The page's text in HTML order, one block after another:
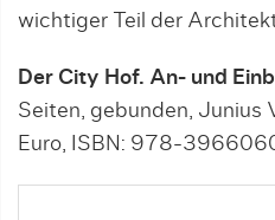
wichtiger Teil der
Der City Hof. An- und
Seiten, gebunden, Junius
Euro, ISBN: 978-